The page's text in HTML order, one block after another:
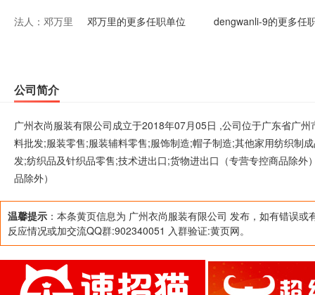
制造;帽子制造;其他家用纺织制成品制造;纺织带和帘子布
法人： 邓万里 邓万里的更多任职单位 dengwanli-9的更多任
公司简介
广州衣尚服装有限公司成立于2018年07月05日 ,公司位于广东省广
料批发;服装零售;服装辅料零售;服饰制造;帽子制造;其他家用纺织制
发;纺织品及针织品零售;技术进出口;货物进出口（专营专控商品除
品除外）
温馨提示 ：本条黄页信息为 广州衣尚服装有限公司 发布，如有错误或
反应情况或加交流QQ群:902340051 入群验证:黄页网。